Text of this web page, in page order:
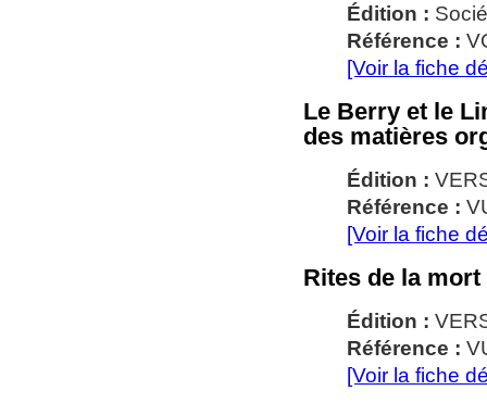
Édition :
Référence :
[Voir la fiche
Le Berry et le
des matières
Édition :
Référence :
[Voir la fiche
Rites de la
Édition :
Référence :
[Voir la fiche